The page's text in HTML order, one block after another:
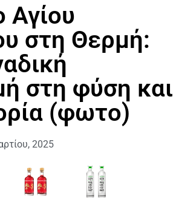
Αγίου
στη Θερμή:
στη φύση και
(φωτο)
2025